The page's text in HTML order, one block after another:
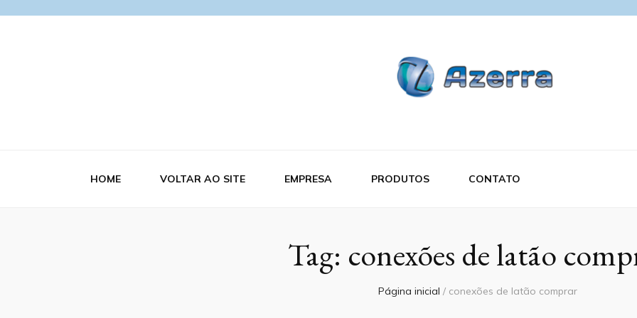
HOME VOLTAR AO SITE EMPRESA PRODUTOS CONTATO
Tag: conexões de latão
Página inicial / conexões de latão comprar